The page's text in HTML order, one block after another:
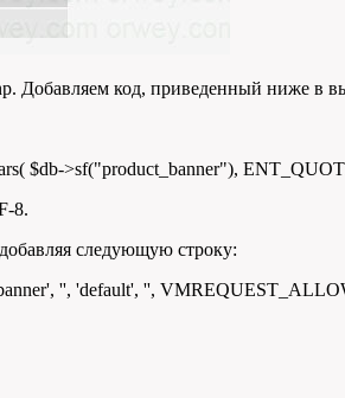
Добавляем код, приведенный ниже в
$db->sf("product_banner"),
8.
следующую строку:
, '', 'default', '',